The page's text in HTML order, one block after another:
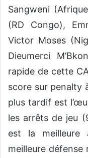
Sangweni
(RD Congo),
Victor Moses
Dieumerci
rapide de cette
score sur penalty
plus tardif est
les arrêts de jeu
est la meilleure
meilleure défense